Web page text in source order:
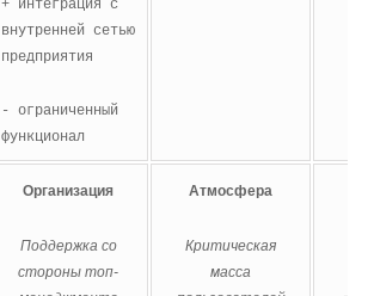
+ интеграция с
внутренней сетью
предприятия
- ограниченный
функционал
Организация
Поддержка со
стороны топ-
Атмосфера
Критическая
масса